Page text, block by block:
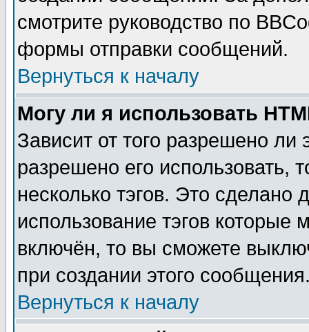
смотрите руководство по
формы отправки сообщений.
Вернуться к началу
Могу ли я использовать
Зависит от того разрешено
разрешено его использовать,
несколько тэгов. Это сделано
использование тэгов
включён, то вы сможете
при создании этого
Вернуться к началу